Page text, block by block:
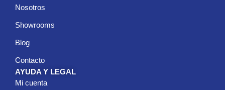
Nosotros
Showrooms
Blog
Contacto
AYUDA Y LEGAL
Mi cuenta